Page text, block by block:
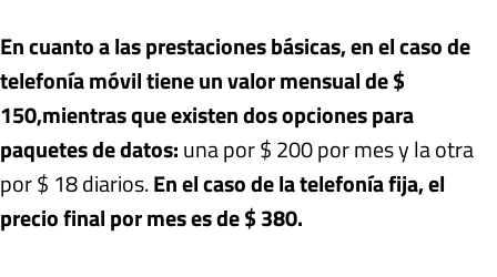
En cuanto a las prestaciones básicas, en el caso de
telefonía móvil tiene un valor mensual de $
150,mientras que existen dos opciones para
paquetes de datos:una por $ 200 por mes y la otra
por $ 18 diarios.En el caso de la telefonía fija, el
precio final por mes es de $ 380.